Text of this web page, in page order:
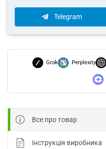
Telegram
Grok Perplexity
Все про товар
Інструкція виробника